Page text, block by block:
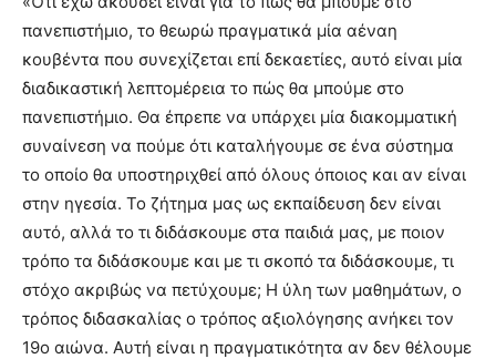
πανεπιστήμιο, το θεωρώ πραγματικά μία αέναη
κουβέντα που συνεχίζεται επί δεκαετίες, αυτό είναι μία
διαδικαστική λεπτομέρεια το πώς θα μπούμε στο
πανεπιστήμιο. Θα έπρεπε να υπάρχει μία διακομματική
συναίνεση να πούμε ότι καταλήγουμε σε ένα σύστημα
το οποίο θα υποστηριχθεί από όλους όποιος και αν είναι
στην ηγεσία. Το ζήτημα μας ως εκπαίδευση δεν είναι
αυτό, αλλά το τι διδάσκουμε στα παιδιά μας, με ποιον
τρόπο τα διδάσκουμε και με τι σκοπό τα διδάσκουμε, τι
στόχο ακριβώς να πετύχουμε; Η ύλη των μαθημάτων, ο
τρόπος διδασκαλίας ο τρόπος αξιολόγησης ανήκει τον
19ο αιώνα. Αυτή είναι η πραγματικότητα αν δεν θέλουμε